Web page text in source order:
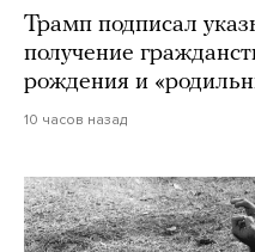
Трамп подписал
получение
рождения и
10 часов назад